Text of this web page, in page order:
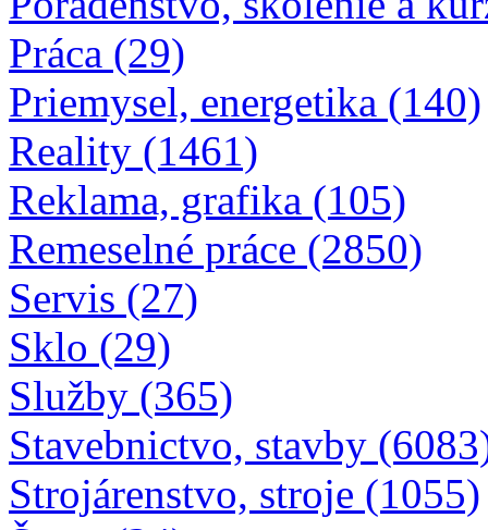
Práca (29)
Priemysel, energetika (140)
Reality (1461)
Reklama, grafika (105)
Remeselné práce (2850)
Servis (27)
Sklo (29)
Služby (365)
Stavebnictvo, stavby
Strojárenstvo, stroje (1055)